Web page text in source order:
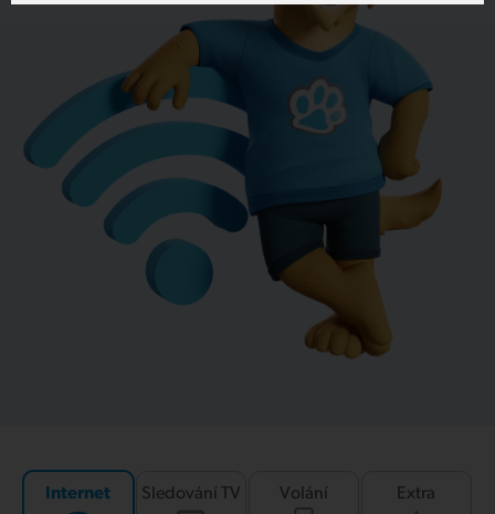
Internet Sledování TV Volání Extra